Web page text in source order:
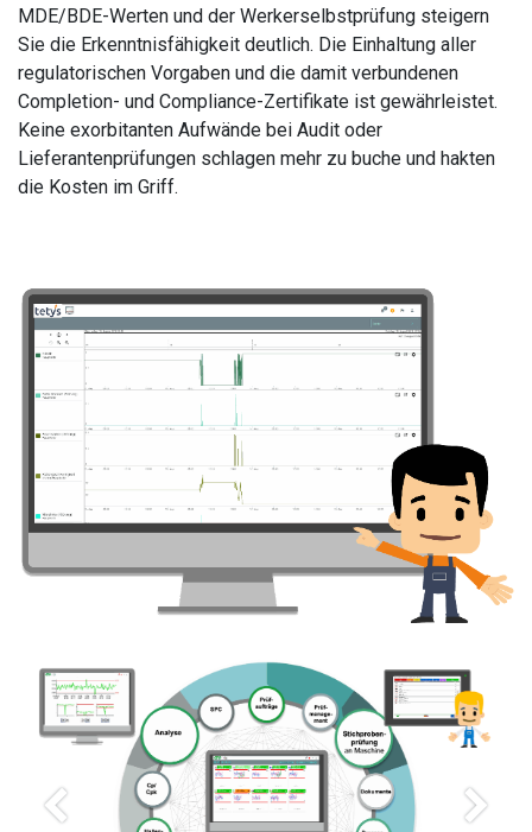
MDE/BDE-Werten und der Werkerselbstprüfung steigern
Sie die Erkenntnisfähigkeit deutlich. Die Einhaltung aller
regulatorischen Vorgaben und die damit verbundenen
Completion- und Compliance-Zertifikate ist gewährleistet.
Keine exorbitanten Aufwände bei Audit oder
Lieferantenprüfungen schlagen mehr zu buche und hakten
die Kosten im Griff.
Vorherig Weiter